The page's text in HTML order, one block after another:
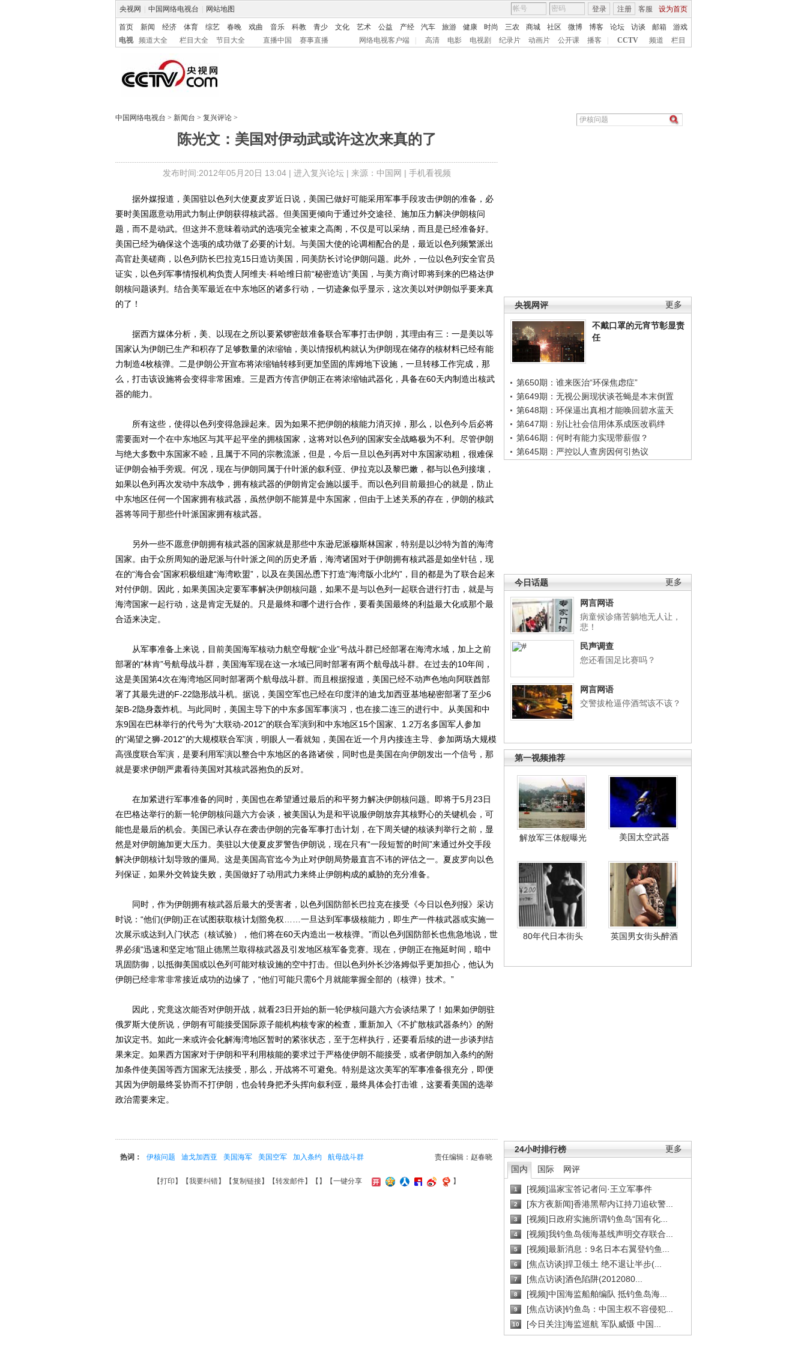
央视网 中国网络电视台 网站地图 客服 设为首页
登录 注册
首页 新闻 经济 体育 综艺 春晚 戏曲 音乐 科教 青少 文化 艺术 公益 产经 汽车 旅游 健康 时尚 三农 商城 社区 微博 博客 论坛 访谈 邮箱
游戏
电视
频道大全 栏目大全 节目大全 直播中国 赛事直播 网络电视客户端 高清 电影 电视剧 纪录片 动画片 公开课 播客 CCTV 频道 栏目
中国网络电视台 > 新闻台 > 复兴评论 >
陈光文：美国对伊动武或许这次来真的了
发布时间:2012年05月20日 13:04 | 进入复兴论坛| 来源：中国网 | 手机看视频
更多
央视网评
不戴口罩的元宵节彰显责
任
第650期：谁来医治“环保焦虑症”
第649期：无视公厕现状谈苍蝇是本末倒置
第648期：环保逼出真相才能唤回碧水蓝天
第647期：别让社会信用体系成医改羁绊
第646期：何时有能力实现带薪假？
第645期：严控以人查房因何引热议
更多
今日话题
网言网语
病童候诊痛苦躺地无人让，
悲！
民声调查
您还看国足比赛吗？
网言网语
交警拔枪逼停酒驾该不该？
第一视频推荐
解放军三体舰曝光 美国太空武器
80年代日本街头 英国男女街头醉酒
更多
24小时排行榜
国内 国际 网评
1 [视频]温家宝答记者问·王立军事件
2 [东方夜新闻]香港黑帮内讧持刀追砍警...
3 [视频]日政府实施所谓钓鱼岛“国有化...
4 [视频]我钓鱼岛领海基线声明交存联合...
5 [视频]最新消息：9名日本右翼登钓鱼...
6 [焦点访谈]捍卫领土 绝不退让半步(...
7 [焦点访谈]酒色陷阱(2012080...
8 [视频]中国海监船舶编队 抵钓鱼岛海...
9 [焦点访谈]钓鱼岛：中国主权不容侵犯...
10 [今日关注]海监巡航 军队威慑 中国...
据外媒报道，美国驻以色列大使夏皮罗近日说，美国已做好可能采用军事手段攻击伊朗的准备，必
要时美国愿意动用武力制止伊朗获得核武器。但美国更倾向于通过外交途径、施加压力解决伊朗核问
题，而不是动武。但这并不意味着动武的选项完全被束之高阁，不仅是可以采纳，而且是已经准备好。
美国已经为确保这个选项的成功做了必要的计划。与美国大使的论调相配合的是，最近以色列频繁派出
高官赴美磋商，以色列防长巴拉克15日造访美国，同美防长讨论伊朗问题。此外，一位以色列安全官员
证实，以色列军事情报机构负责人阿维夫·科哈维日前“秘密造访”美国，与美方商讨即将到来的巴格达伊
朗核问题谈判。结合美军最近在中东地区的诸多行动，一切迹象似乎显示，这次美以对伊朗似乎要来真
的了！
据西方媒体分析，美、以现在之所以要紧锣密鼓准备联合军事打击伊朗，其理由有三：一是美以等
国家认为伊朗已生产和积存了足够数量的浓缩铀，美以情报机构就认为伊朗现在储存的核材料已经有能
力制造4枚核弹。二是伊朗公开宣布将浓缩铀转移到更加坚固的库姆地下设施，一旦转移工作完成，那
么，打击该设施将会变得非常困难。三是西方传言伊朗正在将浓缩铀武器化，具备在60天内制造出核武
器的能力。
所有这些，使得以色列变得急躁起来。因为如果不把伊朗的核能力消灭掉，那么，以色列今后必将
需要面对一个在中东地区与其平起平坐的拥核国家，这将对以色列的国家安全战略极为不利。尽管伊朗
与绝大多数中东国家不睦，且属于不同的宗教流派，但是，今后一旦以色列再对中东国家动粗，很难保
证伊朗会袖手旁观。何况，现在与伊朗同属于什叶派的叙利亚、伊拉克以及黎巴嫩，都与以色列接壤，
如果以色列再次发动中东战争，拥有核武器的伊朗肯定会施以援手。而以色列目前最担心的就是，防止
中东地区任何一个国家拥有核武器，虽然伊朗不能算是中东国家，但由于上述关系的存在，伊朗的核武
器将等同于那些什叶派国家拥有核武器。
另外一些不愿意伊朗拥有核武器的国家就是那些中东逊尼派穆斯林国家，特别是以沙特为首的海湾
国家。由于众所周知的逊尼派与什叶派之间的历史矛盾，海湾诸国对于伊朗拥有核武器是如坐针毡，现
在的“海合会”国家积极组建“海湾欧盟”，以及在美国怂恿下打造“海湾版小北约”，目的都是为了联合起来
对付伊朗。因此，如果美国决定要军事解决伊朗核问题，如果不是与以色列一起联合进行打击，就是与
海湾国家一起行动，这是肯定无疑的。只是最终和哪个进行合作，要看美国最终的利益最大化或那个最
合适来决定。
从军事准备上来说，目前美国海军核动力航空母舰“企业”号战斗群已经部署在海湾水域，加上之前
部署的“林肯”号航母战斗群，美国海军现在这一水域已同时部署有两个航母战斗群。在过去的10年间，
这是美国第4次在海湾地区同时部署两个航母战斗群。而且根据报道，美国已经不动声色地向阿联酋部
署了其最先进的F-22隐形战斗机。据说，美国空军也已经在印度洋的迪戈加西亚基地秘密部署了至少6
架B-2隐身轰炸机。与此同时，美国主导下的中东多国军事演习，也在接二连三的进行中。从美国和中
东9国在巴林举行的代号为“大联动-2012”的联合军演到和中东地区15个国家、1.2万名多国军人参加
的“渴望之狮-2012”的大规模联合军演，明眼人一看就知，美国在近一个月内接连主导、参加两场大规模
高强度联合军演，是要利用军演以整合中东地区的各路诸侯，同时也是美国在向伊朗发出一个信号，那
就是要求伊朗严肃看待美国对其核武器抱负的反对。
在加紧进行军事准备的同时，美国也在希望通过最后的和平努力解决伊朗核问题。即将于5月23日
在巴格达举行的新一轮伊朗核问题六方会谈，被美国认为是和平说服伊朗放弃其核野心的关键机会，可
能也是最后的机会。美国已承认存在袭击伊朗的完备军事打击计划，在下周关键的核谈判举行之前，显
然是对伊朗施加更大压力。美驻以大使夏皮罗警告伊朗说，现在只有“一段短暂的时间”来通过外交手段
解决伊朗核计划导致的僵局。这是美国高官迄今为止对伊朗局势最直言不讳的评估之一。夏皮罗向以色
列保证，如果外交斡旋失败，美国做好了动用武力来终止伊朗构成的威胁的充分准备。
同时，作为伊朗拥有核武器后最大的受害者，以色列国防部长巴拉克在接受《今日以色列报》采访
时说：“他们(伊朗)正在试图获取核计划豁免权……一旦达到军事级核能力，即生产一件核武器或实施一
次展示或达到入门状态（核试验），他们将在60天内造出一枚核弹。”而以色列国防部长也焦急地说，世
界必须“迅速和坚定地”阻止德黑兰取得核武器及引发地区核军备竞赛。现在，伊朗正在拖延时间，暗中
巩固防御，以抵御美国或以色列可能对核设施的空中打击。但以色列外长沙洛姆似乎更加担心，他认为
伊朗已经非常非常接近成功的边缘了，“他们可能只需6个月就能掌握全部的（核弹）技术。”
因此，究竟这次能否对伊朗开战，就看23日开始的新一轮伊核问题六方会谈结果了！如果如伊朗驻
俄罗斯大使所说，伊朗有可能接受国际原子能机构核专家的检查，重新加入《不扩散核武器条约》的附
加议定书。如此一来或许会化解海湾地区暂时的紧张状态，至于怎样执行，还要看后续的进一步谈判结
果来定。如果西方国家对于伊朗和平利用核能的要求过于严格使伊朗不能接受，或者伊朗加入条约的附
加条件使美国等西方国家无法接受，那么，开战将不可避免。特别是这次美军的军事准备很充分，即便
其因为伊朗最终妥协而不打伊朗，也会转身把矛头挥向叙利亚，最终具体会打击谁，这要看美国的选举
政治需要来定。
责任编辑：赵春晓
热词： 伊核问题 迪戈加西亚 美国海军 美国空军 加入条约 航母战斗群
【打印 】【我要纠错】【复制链接】【转发邮件】【 】 【一键分享 】